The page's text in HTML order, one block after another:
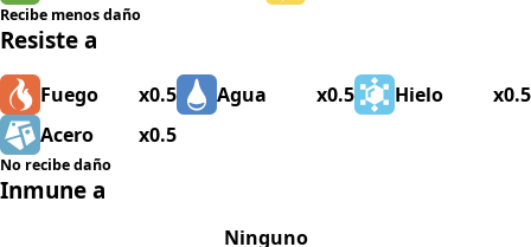
Recibe menos daño
Resiste a
Fuego x0.5 Agua x0.5 Hielo
x0.5
Acero
x0.5
No recibe daño
Inmune a
Ninguno